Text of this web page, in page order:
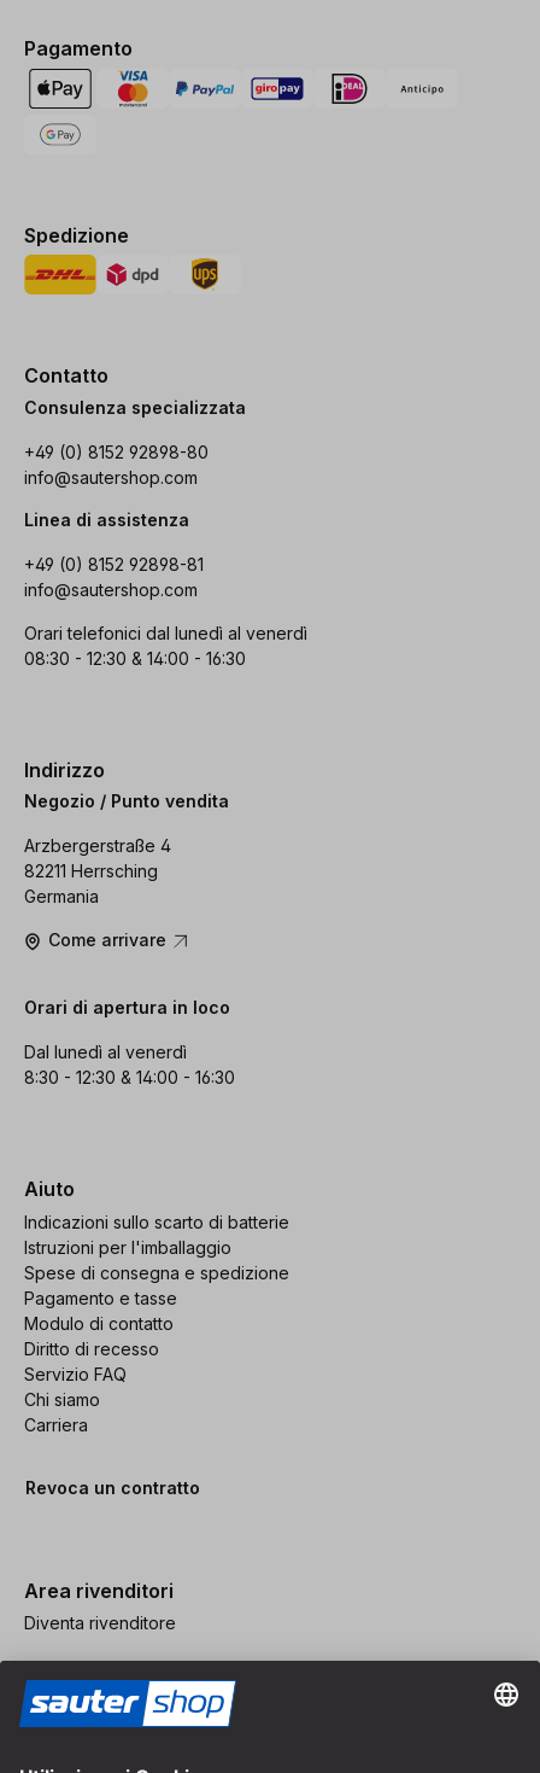
Pagamento
Spedizione
Contatto
Consulenza specializzata
+49 (0) 8152 92898-80
info@sautershop.com
Linea di assistenza
+49 (0) 8152 92898-81
info@sautershop.com
Orari telefonici dal lunedì al venerdì
08:30 - 12:30 & 14:00 - 16:30
Indirizzo
Negozio / Punto vendita
Arzbergerstraße 4
82211 Herrsching
Germania
Come arrivare
Orari di apertura in loco
Dal lunedì al venerdì
8:30 - 12:30 & 14:00 - 16:30
Aiuto
Indicazioni sullo scarto di batterie
Istruzioni per l'imballaggio
Spese di consegna e spedizione
Pagamento e tasse
Modulo di contatto
Diritto di recesso
Servizio FAQ
Chi siamo
Carriera
Revoca un contratto
Area rivenditori
Diventa rivenditore